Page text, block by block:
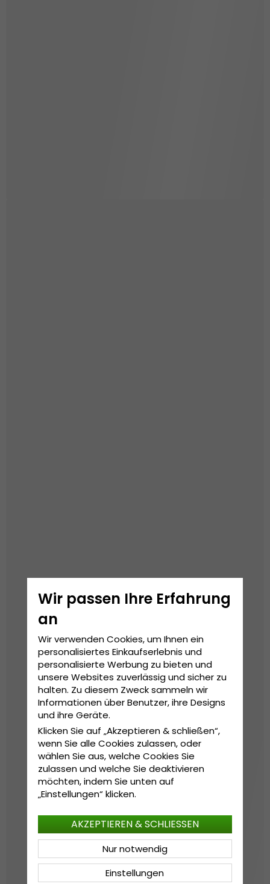
Wir passen Ihre Erfahrung
an
Wir verwenden Cookies, um Ihnen ein
personalisiertes Einkaufserlebnis und
personalisierte Werbung zu bieten und
unsere Websites zuverlässig und sicher zu
halten. Zu diesem Zweck sammeln wir
Informationen über Benutzer, ihre Designs
und ihre Geräte.
Klicken Sie auf „Akzeptieren & schließen“,
wenn Sie alle Cookies zulassen, oder
wählen Sie aus, welche Cookies Sie
zulassen und welche Sie deaktivieren
möchten, indem Sie unten auf
„Einstellungen“ klicken.
Einstellungen
Nur notwendig
AKZEPTIEREN & SCHLIESSEN